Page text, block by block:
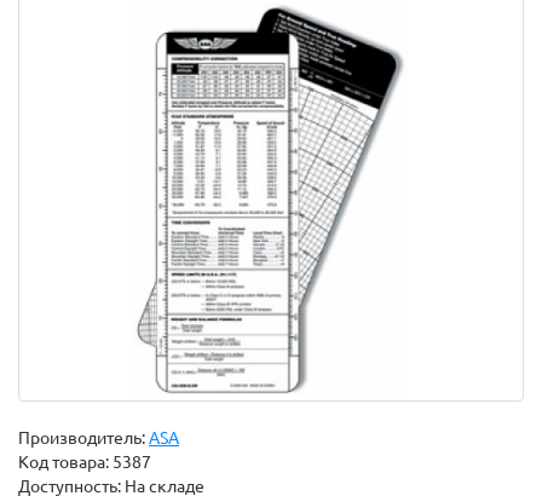
Производитель:ASA
Код товара: 5387
Доступность: На складе